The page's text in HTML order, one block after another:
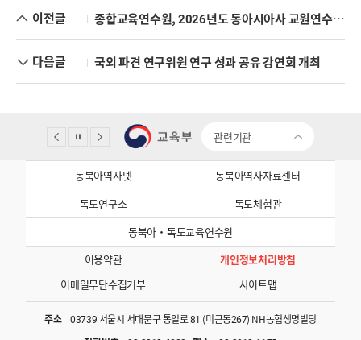
이전글 종합교육연수원, 2026년도 동아시아사 교원연수 운영
다음글 국외 파견 연구위원 연구 성과 공유 강연회 개최
관련기관
동북아역사넷
동북아역사자료센터
독도연구소
독도체험관
동북아·독도교육연수원
이용약관
개인정보처리방침
이메일무단수집거부
사이트맵
주소
03739 서울시 서대문구 통일로 81 (미근동267) NH농협생명빌딩